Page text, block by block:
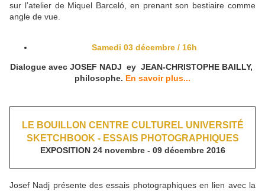
sur l’atelier de Miquel Barceló, en prenant son bestiaire comme
angle de vue.
Samedi 03 décembre / 16h
Dialogue avec JOSEF NADJ ey JEAN-CHRISTOPHE BAILLY,
philosophe. En savoir plus...
LE BOUILLON CENTRE CULTUREL UNIVERSITÉ
SKETCHBOOK - ESSAIS PHOTOGRAPHIQUES
EXPOSITION 24 novembre - 09 décembre 2016
Josef Nadj présente des essais photographiques en lien avec la